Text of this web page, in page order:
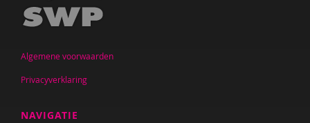
Rosalie Baan
Algemene voorwaarden
Privacyverklaring
NAVIGATIE